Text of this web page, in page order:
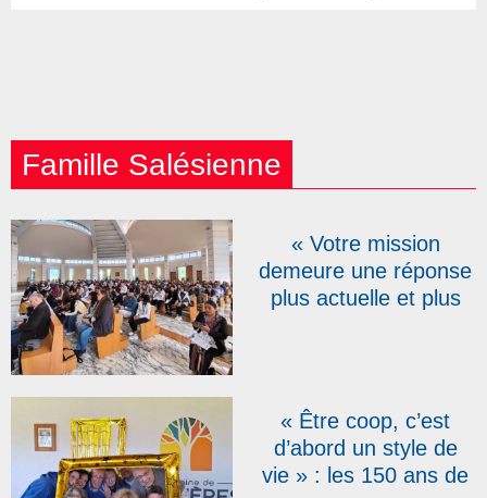
Famille Salésienne
« Votre mission
demeure une réponse
plus actuelle et plus
Coopérateurs réunis à
Rome
« Être coop, c’est
d’abord un style de
vie » : les 150 ans de